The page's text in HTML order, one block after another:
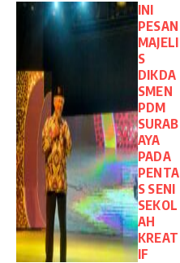
INI
PESAN
MAJELI
S
DIKDA
SMEN
PDM
SURAB
AYA
PADA
PENTA
S SENI
SEKOL
AH
KREAT
IF